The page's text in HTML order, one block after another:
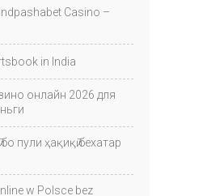
Casino –
in India
онлайн 2026 для
пули ҳақиқӣ бехатар
w Polsce bez